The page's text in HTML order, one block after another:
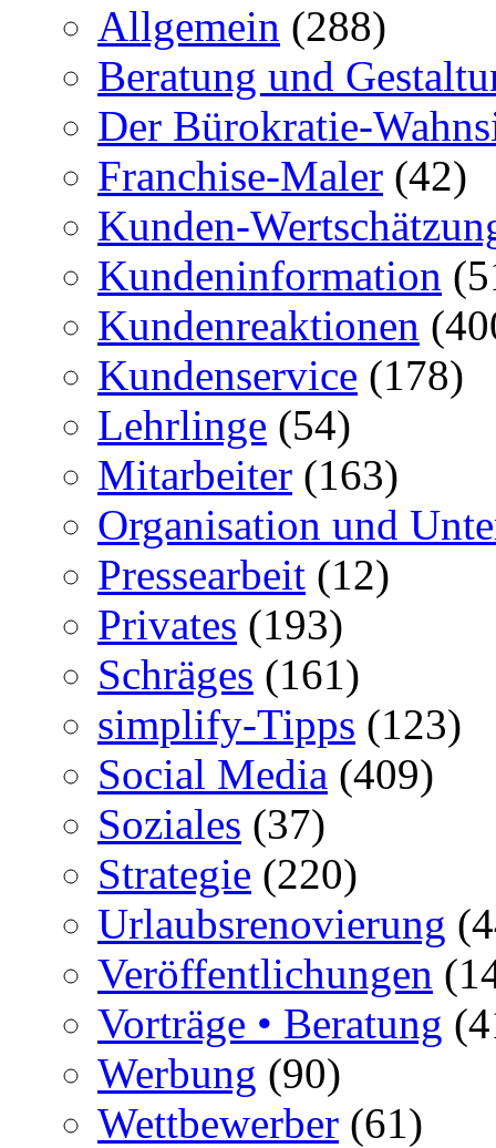
Allgemein (288)
Beratung und
Der Bürokratie-
Franchise-Maler (42)
Kunden-
Kundeninformation
Kundenreaktionen
Kundenservice (178)
Lehrlinge (54)
Mitarbeiter (163)
Organisation und
Pressearbeit (12)
Privates (193)
Schräges (161)
simplify-Tipps (123)
Social Media (409)
Soziales (37)
Strategie (220)
Urlaubsrenovierung
Veröffentlichungen
Vorträge • Beratung
Werbung (90)
Wettbewerber (61)